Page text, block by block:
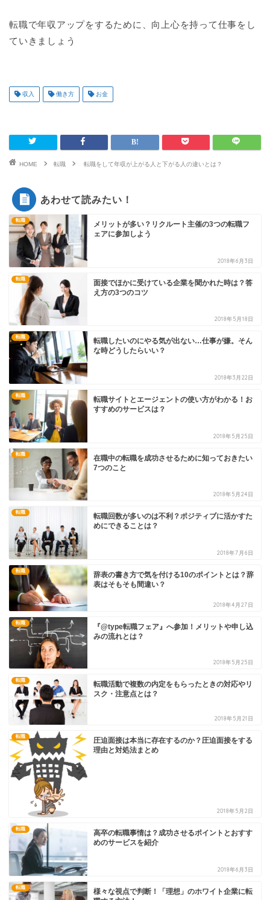
転職で年収アップをするために、向上心を持って仕事をし
ていきましょう
収入 働き方 お金
HOME 転職 転職をして年収が上がる人と下がる人の違いとは？
あわせて読みたい！
転職
メリットが多い？リクルート主催の3つの転職フ
ェアに参加しよう
2018年6月3日
転職
面接でほかに受けている企業を聞かれた時は？答
え方の3つのコツ
2018年5月18日
転職
転職したいのにやる気が出ない…仕事が嫌。そん
な時どうしたらいい？
2018年3月22日
転職
転職サイトとエージェントの使い方がわかる！お
すすめのサービスは？
2018年5月25日
転職
在職中の転職を成功させるために知っておきたい
7つのこと
2018年5月24日
転職
転職回数が多いのは不利？ポジティブに活かすた
めにできることは？
2018年7月6日
転職
辞表の書き方で気を付ける10のポイントとは？辞
表はそもそも間違い？
2018年4月27日
転職
『@type転職フェア』へ参加！メリットや申し込
みの流れとは？
2018年5月25日
転職
転職活動で複数の内定をもらったときの対応やリ
スク・注意点とは？
2018年5月21日
転職
圧迫面接は本当に存在するのか？圧迫面接をする
理由と対処法まとめ
2018年5月2日
転職
高卒の転職事情は？成功させるポイントとおすす
めのサービスを紹介
2018年6月3日
転職
様々な視点で判断！「理想」のホワイト企業に転